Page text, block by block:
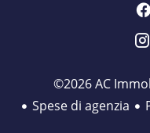
©2026 AC
Spese di agenzia